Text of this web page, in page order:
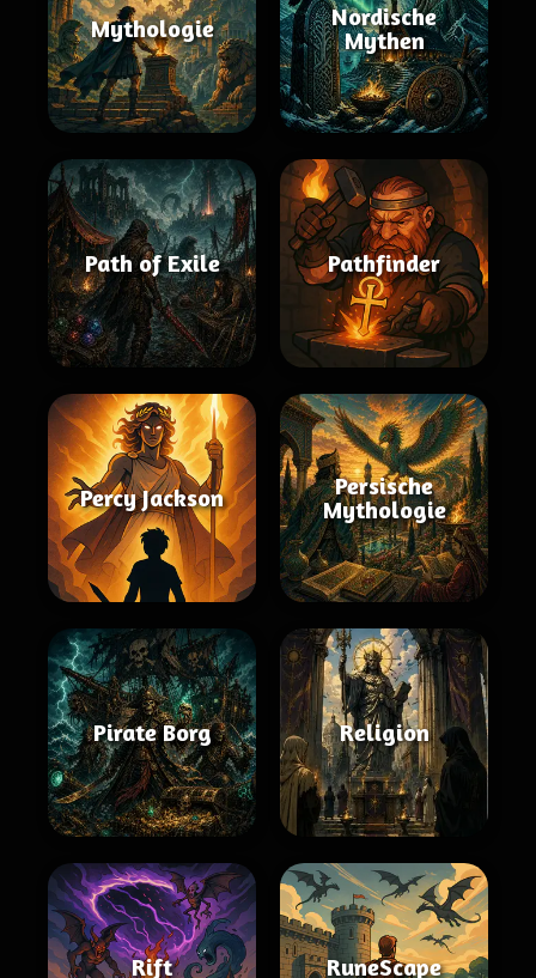
Mythologie
Nordische
Mythen
Path of Exile Pathfinder
Percy Jackson
Persische
Mythologie
Pirate Borg Religion
Rift RuneScape